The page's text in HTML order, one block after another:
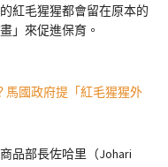
紅毛猩猩都會留在原本的
」來促進保育。
馬國政府提「紅毛猩猩外
品部長佐哈里（Johari